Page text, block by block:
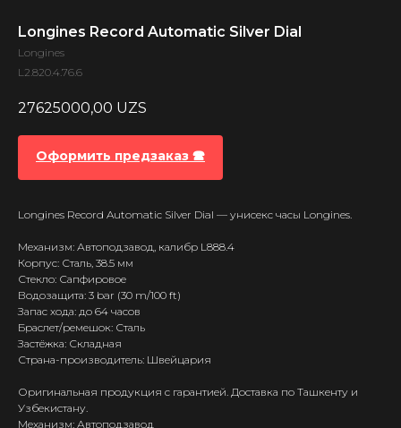
Longines Record Automatic Silver Dial
Longines
L2.820.4.76.6
27625000,00 UZS
Оформить предзаказ 🕿
Longines Record Automatic Silver Dial — унисекс часы Longines.
Механизм: Автоподзавод, калибр L888.4
Корпус: Сталь, 38.5 мм
Стекло: Сапфировое
Водозащита: 3 bar (30 m/100 ft)
Запас хода: до 64 часов
Браслет/ремешок: Сталь
Застёжка: Складная
Страна-производитель: Швейцария
Оригинальная продукция с гарантией. Доставка по Ташкенту и
Узбекистану.
Механизм: Автоподзавод